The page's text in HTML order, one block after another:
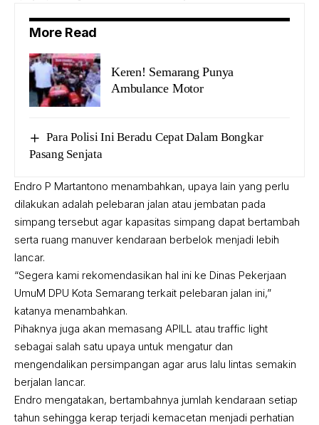
More Read
Keren! Semarang Punya
Ambulance Motor
Para Polisi Ini Beradu Cepat Dalam Bongkar
Pasang Senjata
Endro P Martantono menambahkan, upaya lain yang perlu
dilakukan adalah pelebaran jalan atau jembatan pada
simpang tersebut agar kapasitas simpang dapat bertambah
serta ruang manuver kendaraan berbelok menjadi lebih
lancar.
“Segera kami rekomendasikan hal ini ke Dinas Pekerjaan
UmuM DPU Kota Semarang terkait pelebaran jalan ini,”
katanya menambahkan.
Pihaknya juga akan memasang APILL atau traffic light
sebagai salah satu upaya untuk mengatur dan
mengendalikan persimpangan agar arus lalu lintas semakin
berjalan lancar.
Endro mengatakan, bertambahnya jumlah kendaraan setiap
tahun sehingga kerap terjadi kemacetan menjadi perhatian